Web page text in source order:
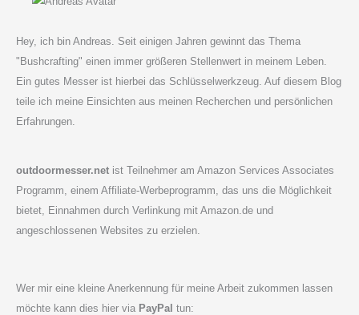
Hey, ich bin Andreas. Seit einigen Jahren gewinnt das Thema
"Bushcrafting" einen immer größeren Stellenwert in meinem Leben.
Ein gutes Messer ist hierbei das Schlüsselwerkzeug. Auf diesem Blog
teile ich meine Einsichten aus meinen Recherchen und persönlichen
Erfahrungen.
outdoormesser.netist Teilnehmer am Amazon Services Associates
Programm, einem Affiliate-Werbeprogramm, das uns die Möglichkeit
bietet, Einnahmen durch Verlinkung mit Amazon.de und
angeschlossenen Websites zu erzielen.
Wer mir eine kleine Anerkennung für meine Arbeit zukommen lassen
möchte kann dies hier via PayPal tun: